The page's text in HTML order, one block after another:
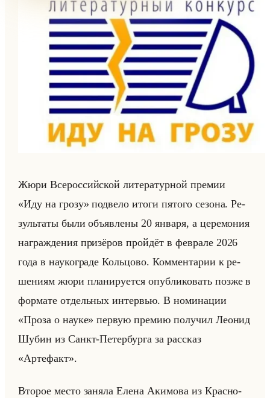
Жюри Все­рос­сийской ли­те­ра­тур­ной пре­мии
«Иду на грозу» под­ве­ло итоги пя­то­го се­зо­на. Ре­
зульта­ты были объяв­ле­ны 20 ян­ва­ря, а це­ре­мо­ния
на­граж­де­ния при­зё­ров пройдёт в фев­ра­ле 2026
года в на­уко­гра­де Кольцо­во. Ком­мен­та­рии к ре­
ше­ни­ям жюри пла­ни­ру­ет­ся опуб­ли­ко­вать позже в
фор­ма­те от­дельных ин­тер­вью. В но­ми­на­ции
«Проза о науке» первую пре­мию по­лу­чил Лео­нид
Шубин из Санкт-Пе­тер­бур­га за рас­сказ
«Артефакт».
Вто­рое место за­ня­ла Елена Аки­мо­ва из Крас­но­